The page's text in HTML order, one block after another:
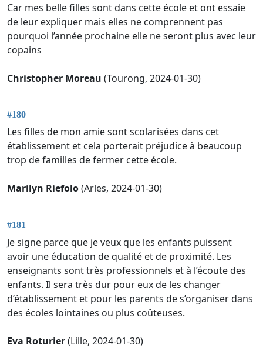
Car mes belle filles sont dans cette école et ont essaie
de leur expliquer mais elles ne comprennent pas
pourquoi l’année prochaine elle ne seront plus avec leur
copains
Christopher Moreau (Tourong, 2024-01-30)
#180
Les filles de mon amie sont scolarisées dans cet
établissement et cela porterait préjudice à beaucoup
trop de familles de fermer cette école.
Marilyn Riefolo(Arles, 2024-01-30)
#181
Je signe parce que je veux que les enfants puissent
avoir une éducation de qualité et de proximité. Les
enseignants sont très professionnels et à l’écoute des
enfants. Il sera très dur pour eux de les changer
d’établissement et pour les parents de s’organiser dans
des écoles lointaines ou plus coûteuses.
Eva Roturier(Lille, 2024-01-30)